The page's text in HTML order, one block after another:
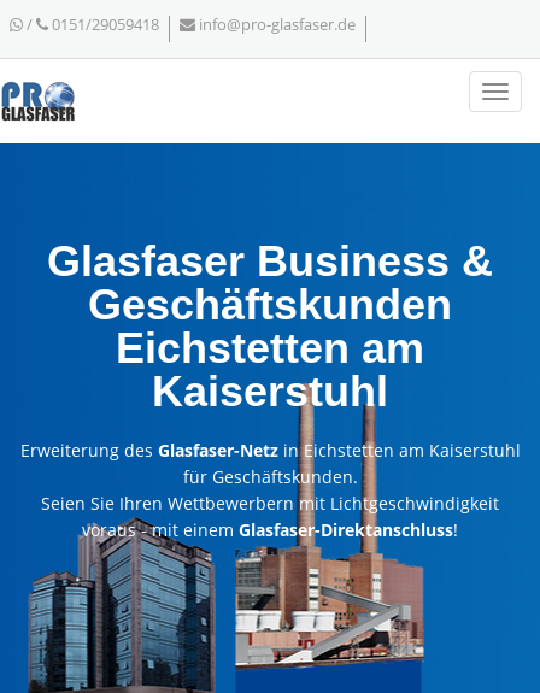
/ 0151/29059418 info@pro-glasfaser.de
Glasfaser Business &
Geschäftskunden
Eichstetten am
Kaiserstuhl
Erweiterung des Glasfaser-Netzin Eichstetten am Kaiserstuhl
für Geschäftskunden.
Seien Sie Ihren Wettbewerbern mit Lichtgeschwindigkeit
voraus - mit einem Glasfaser-Direktanschluss!